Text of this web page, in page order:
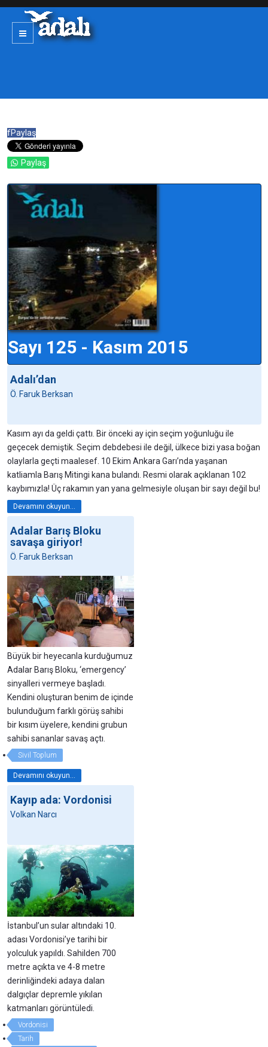
fPaylaş
Paylaş
Sayı 125 - Kasım 2015
Adalı’dan
Ö. Faruk Berksan
Kasım ayı da geldi çattı. Bir önceki ay için seçim yoğunluğu ile
geçecek demiştik. Seçim debdebesi ile değil, ülkece bizi yasa boğan
olaylarla geçti maalesef. 10 Ekim Ankara Garı’nda yaşanan
katliamla Barış Mitingi kana bulandı. Resmi olarak açıklanan 102
kaybımızla! Üç rakamın yan yana gelmesiyle oluşan bir sayı değil bu!
Devamını okuyun...
Adalar Barış Bloku
savaşa giriyor!
Ö. Faruk Berksan
Büyük bir heyecanla kurduğumuz
Adalar Barış Bloku, ‘emergency’
sinyalleri vermeye başladı.
Kendini oluşturan benim de içinde
bulunduğum farklı görüş sahibi
bir kısım üyelere, kendini grubun
sahibi sananlar savaş açtı.
Sivil Toplum
Devamını okuyun...
Kayıp ada: Vordonisi
Volkan Narcı
İstanbul’un sular altındaki 10.
adası Vordonisi’ye tarihi bir
yolculuk yapıldı. Sahilden 700
metre açıkta ve 4-8 metre
derinliğindeki adaya dalan
dalgıçlar depremle yıkılan
katmanları görüntüledi.
Vordonisi
Tarih